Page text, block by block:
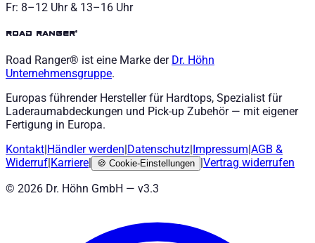
Fr: 8–12 Uhr & 13–16 Uhr
road ranger®
Road Ranger® ist eine Marke der Dr. Höhn
Unternehmensgruppe.
Europas führender Hersteller für Hardtops, Spezialist für
Laderaumabdeckungen und Pick-up Zubehör — mit eigener
Fertigung in Europa.
Kontakt Händler werden Datenschutz Impressum AGB &
Widerruf Karriere 🍪 Cookie-Einstellungen
Vertrag widerrufen
© 2026 Dr. Höhn GmbH — v3.3